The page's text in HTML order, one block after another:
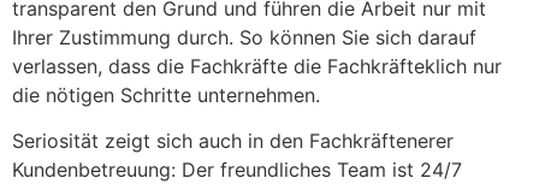
transparent den Grund und führen die Arbeit nur mit
Ihrer Zustimmung durch. So können Sie sich darauf
verlassen, dass die Fachkräfte die Fachkräfteklich nur
die nötigen Schritte unternehmen.
Seriosität zeigt sich auch in den Fachkräftenerer
Kundenbetreuung: Der freundliches Team ist 24/7